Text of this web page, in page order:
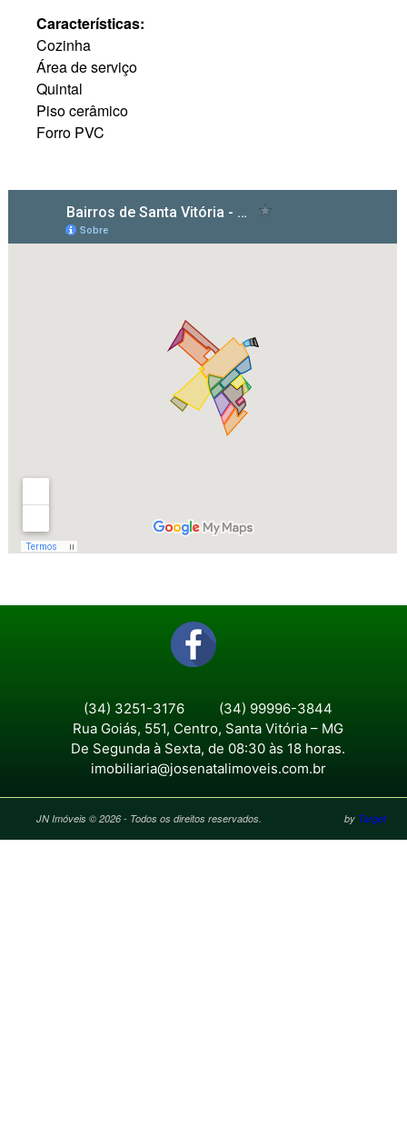
Características:
Cozinha
Área de serviço
Quintal
Piso cerâmico
Forro PVC
(34) 3251-3176
(34) 99996-3844
Rua Goiás, 551, Centro, Santa Vitória – MG
De Segunda à Sexta, de 08:30 às 18 horas.
imobiliaria@josenatalimoveis.com.br
JN Imóveis © 2026 - Todos os direitos reservados. by Target